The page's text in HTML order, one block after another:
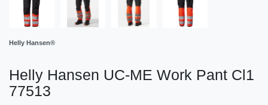
Helly Hansen®
Helly Hansen UC-ME Work Pant Cl1
77513